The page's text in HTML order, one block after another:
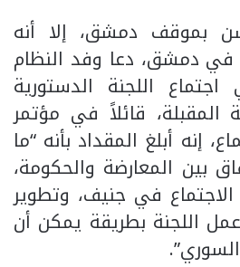
بموقف دمشق، إلا أنه
في دمشق، دعا وفد النظام
اللجنة الدستورية
المقبلة، قائلاً في مؤتمر
إنه أبلغ المقداد بأنه “ما
بين المعارضة والحكومة،
في جنيف، وتطوير
اللجنة بطريقة يمكن أن